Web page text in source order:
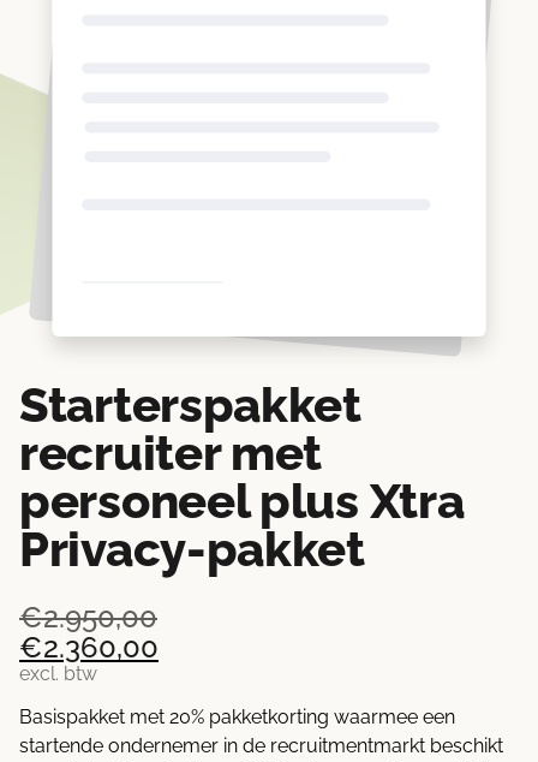
€2.950,00
Oorspronkelijke
prijs
was:
€ 2.950,00.
€2.360,00
Huidige
prijs
is:
€ 2.360,00.
excl. btw
Starterspakket
recruiter met
personeel plus Xtra
Privacy-pakket
Basispakket met 20% pakketkorting waarmee een
startende ondernemer in de recruitmentmarkt beschikt